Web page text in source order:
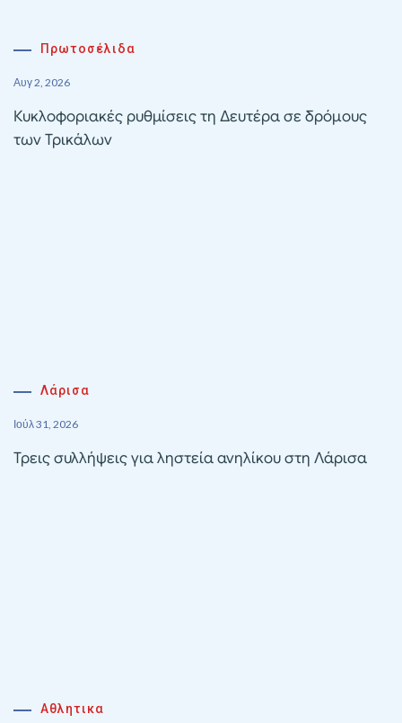
Πρωτοσέλιδα
Αυγ 2, 2026
Κυκλοφοριακές ρυθμίσεις τη Δευτέρα σε δρόμους
των Τρικάλων
Λάρισα
Ιούλ 31, 2026
Τρεις συλλήψεις για ληστεία ανηλίκου στη Λάρισα
Αθλητικα